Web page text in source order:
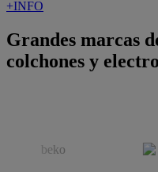
+INFO
Grandes marcas
colchones y